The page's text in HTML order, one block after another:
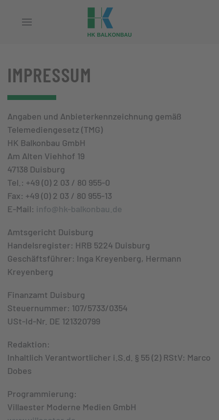
Zum Hauptinhalt springen
IMPRESSUM
Angaben und Anbieterkennzeichnung gemäß
Telemediengesetz (TMG)
HK Balkonbau GmbH
Am Alten Viehhof 19
47138 Duisburg
Tel.: +49 (0) 2 03 / 80 955-0
Fax: +49 (0) 2 03 / 80 955-13
E-Mail: info@hk-balkonbau.de
Amtsgericht Duisburg
Handelsregister: HRB 5224 Duisburg
Geschäftsführer: Inga Kreyenberg, Hermann
Kreyenberg
Finanzamt Duisburg
Steuernummer: 107/5733/0354
USt-Id-Nr. DE 121320799
Redaktion:
Inhaltlich Verantwortlicher i.S.d. § 55 (2) RStV: Marco
Dobes
Programmierung:
Villaester Moderne Medien GmbH